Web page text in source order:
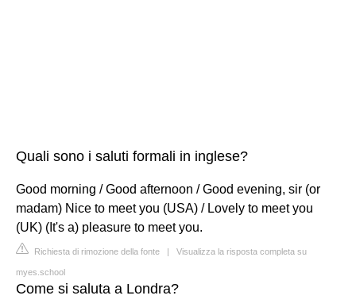
Quali sono i saluti formali in inglese?
Good morning / Good afternoon / Good evening, sir (or
madam) Nice to meet you (USA) / Lovely to meet you
(UK) (It's a) pleasure to meet you.
Richiesta di rimozione della fonte | Visualizza la risposta completa su
myes.school
Come si saluta a Londra?